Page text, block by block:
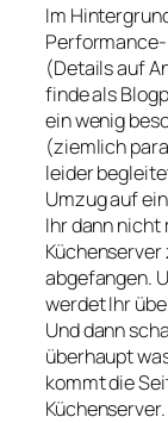
Im
(Details auf
finde als
ein wenig
(ziemlich
leider
Umzug auf
Ihr dann nicht
abgefangen.
werdet Ihr
Und dann
überhaupt
kommt die
Küchenserver.